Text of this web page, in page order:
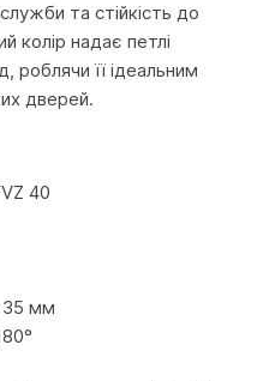
та стійкість до
колір надає петлі
роблячи її ідеальним
дверей.
40
35 мм